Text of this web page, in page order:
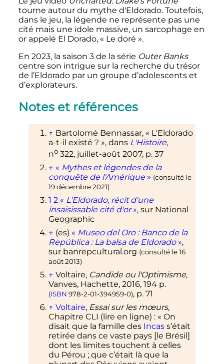
tourne autour du mythe d'Eldorado. Toutefois,
dans le jeu, la légende ne représente pas une
cité mais une idole massive, un sarcophage en
or appelé El Dorado, « Le doré ».
En 2023, la saison 3 de la série Outer Banks
centre son intrigue sur la recherche du trésor
de l’Eldorado par un groupe d’adolescents et
d’explorateurs.
Notes et références
↑ Bartolomé Bennassar, « L'Eldorado
a-t-il existé ? », dans L'Histoire,
no 322, juillet-août 2007, p. 37
↑ « Mythes et légendes de la
conquête de l'Amérique » (consulté le
19 décembre 2021)
1 2 « L'Eldorado, récit d'une
insaisissable cité d'or », sur National
Geographic
↑ (es) « Museo del Oro : Banco de la
República : La balsa de Eldorado »,
sur banrepcultural.org (consulté le16
août 2013)
↑ Voltaire, Candide ou l'Optimisme,
Vanves, Hachette, 2016, 194 p.
(ISBN 978-2-01-394959-0), p. 71
↑ Voltaire, Essai sur les mœurs,
Chapitre CLI (lire en ligne) : « On
disait que la famille des Incass’était
retirée dans ce vaste pays [le Brésil]
dont les limites touchent à celles
du Pérou ; que c’était là que la